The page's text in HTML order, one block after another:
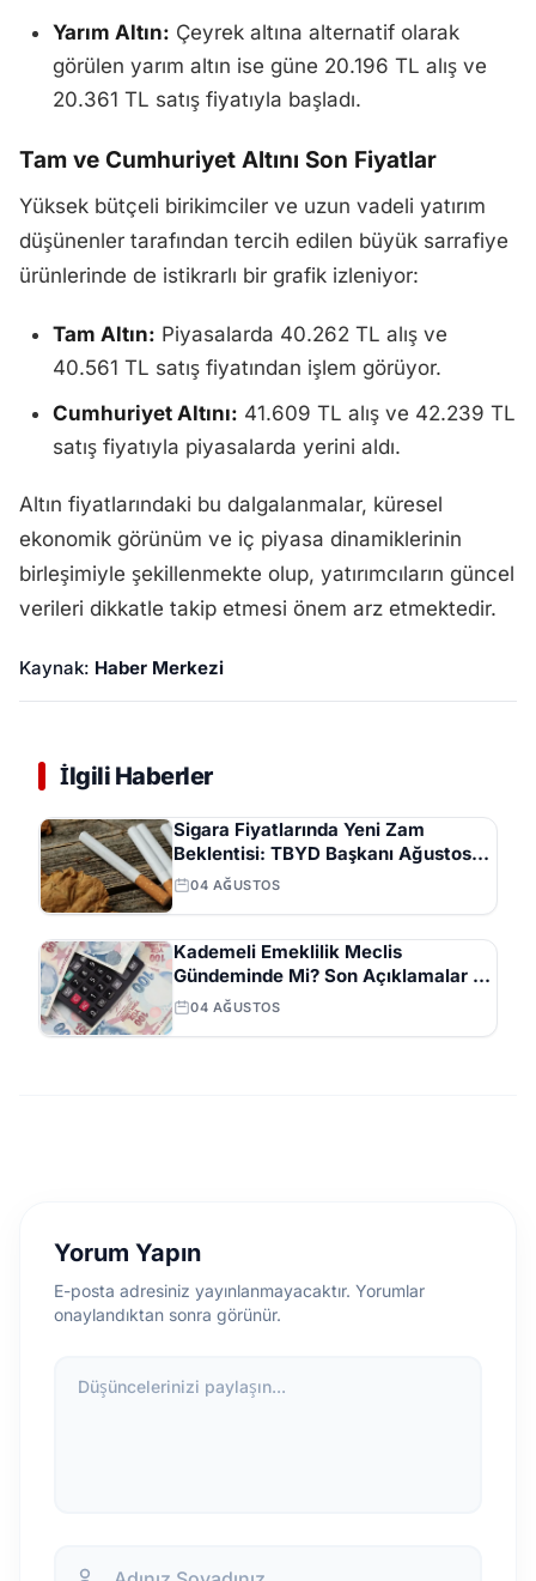
Yarım Altın: Çeyrek altına alternatif olarak
görülen yarım altın ise güne 20.196 TL alış ve
20.361 TL satış fiyatıyla başladı.
Tam ve Cumhuriyet Altını Son Fiyatlar
Yüksek bütçeli birikimciler ve uzun vadeli yatırım
düşünenler tarafından tercih edilen büyük sarrafiye
ürünlerinde de istikrarlı bir grafik izleniyor:
Tam Altın: Piyasalarda 40.262 TL alış ve
40.561 TL satış fiyatından işlem görüyor.
Cumhuriyet Altını: 41.609 TL alış ve 42.239 TL
satış fiyatıyla piyasalarda yerini aldı.
Altın fiyatlarındaki bu dalgalanmalar, küresel
ekonomik görünüm ve iç piyasa dinamiklerinin
birleşimiyle şekillenmekte olup, yatırımcıların güncel
verileri dikkatle takip etmesi önem arz etmektedir.
Kaynak: Haber Merkezi
İlgili Haberler
Sigara Fiyatlarında Yeni Zam
Beklentisi: TBYD Başkanı Ağustos
Ayını İşaret Etti
04 AĞUSTOS
Kademeli Emeklilik Meclis
Gündeminde Mi? Son Açıklamalar ve
Beklentiler
04 AĞUSTOS
Yorum Yapın
E-posta adresiniz yayınlanmayacaktır. Yorumlar
onaylandıktan sonra görünür.
Düşüncelerinizi paylaşın...